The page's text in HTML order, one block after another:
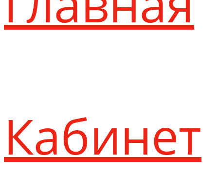
Кабинет